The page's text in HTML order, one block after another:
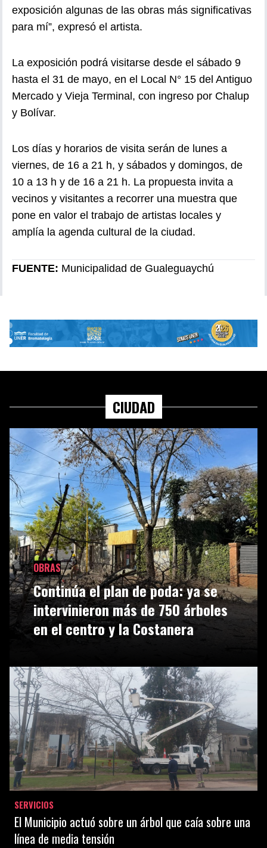
exposición algunas de las obras más significativas
para mí”, expresó el artista.
La exposición podrá visitarse desde el sábado 9
hasta el 31 de mayo, en el Local N° 15 del Antiguo
Mercado y Vieja Terminal, con ingreso por Chalup
y Bolívar.
Los días y horarios de visita serán de lunes a
viernes, de 16 a 21 h, y sábados y domingos, de
10 a 13 h y de 16 a 21 h. La propuesta invita a
vecinos y visitantes a recorrer una muestra que
pone en valor el trabajo de artistas locales y
amplía la agenda cultural de la ciudad.
FUENTE: Municipalidad de Gualeguaychú
CIUDAD
OBRAS
Continúa el plan de poda: ya se
intervinieron más de 750 árboles
en el centro y la Costanera
SERVICIOS
El Municipio actuó sobre un árbol que caía sobre una
línea de media tensión